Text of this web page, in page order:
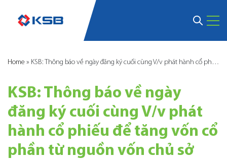
Home » KSB: Thông báo về ngày đăng ký cuối cùng V/v phát hành cổ phiếu để tăng vốn cổ phần từ nguồn vốn chủ sở hữu
KSB: Thông báo về ngày
đăng ký cuối cùng V/v phát
hành cổ phiếu để tăng vốn cổ
phần từ nguồn vốn chủ sở